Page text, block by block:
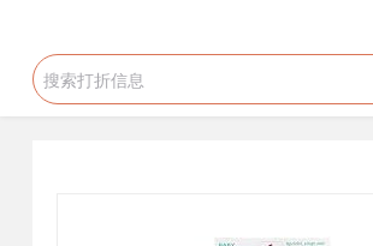
过
内